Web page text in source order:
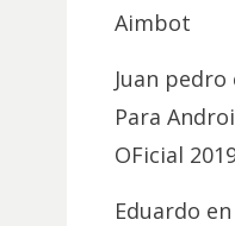
Aimbot
Juan pedro
Para
OFicial
Eduardo en